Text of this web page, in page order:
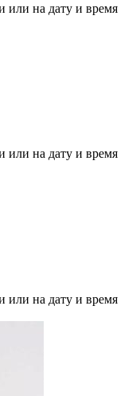
или на дату и время
или на дату и время
или на дату и время